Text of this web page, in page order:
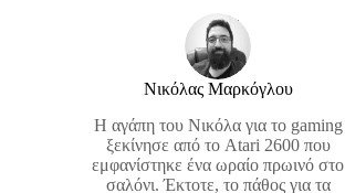
Νικόλας Μαρκόγλου
Η αγάπη του Νικόλα για το gaming
ξεκίνησε από το Atari 2600 που
εμφανίστηκε ένα ωραίο πρωινό στο
σαλόνι. Έκτοτε, το πάθος για τα